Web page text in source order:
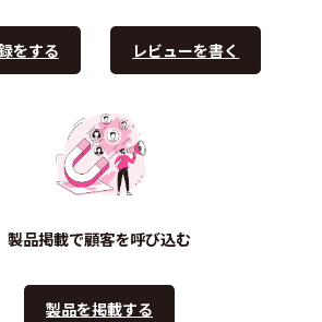
をする レビューを書く
製品掲載で顧客を呼び込む
製品を掲載する